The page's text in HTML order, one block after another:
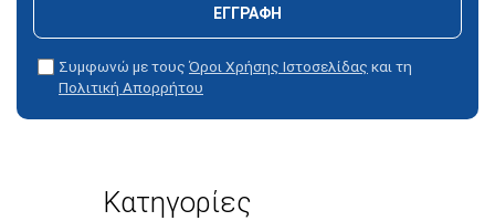
ΕΓΓΡΑΦΗ
Συμφωνώ με τους Όροι Χρήσης Ιστοσελίδας και τη
Πολιτική Απορρήτου
Κατηγορίες